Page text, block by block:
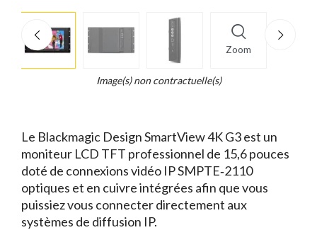
Zoom
info
Image(s) non contractuelle(s)
Le Blackmagic Design SmartView 4K G3 est un
moniteur LCD TFT professionnel de 15,6 pouces
doté de connexions vidéo IP SMPTE‑2110
optiques et en cuivre intégrées afin que vous
puissiez vous connecter directement aux
systèmes de diffusion IP.